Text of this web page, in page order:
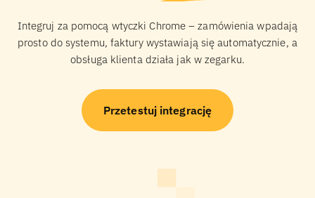
Integruj za pomocą wtyczki Chrome – zamówienia wpadają
prosto do systemu, faktury wystawiają się automatycznie, a
obsługa klienta działa jak w zegarku.
Przetestuj integrację